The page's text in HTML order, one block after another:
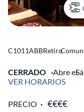
C1011ABBRetiro
CERRADO Abre el
VER HORARIOS
PRECIO